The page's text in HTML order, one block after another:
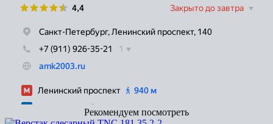
Рекомендуем посмотреть